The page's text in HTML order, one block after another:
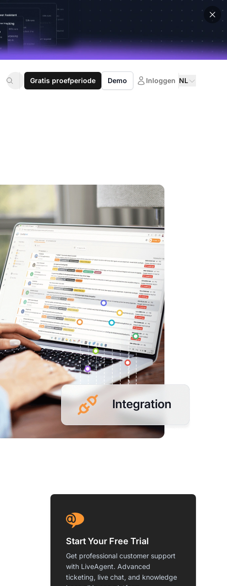
Gratis proefperiode Demo Inloggen NL
Start Your Free Trial
Get professional customer support
with LiveAgent. Advanced
ticketing, live chat, and knowledge